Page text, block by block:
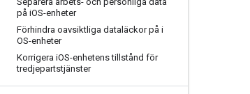
på iOS-enheter
Förhindra oavsiktliga dataläckor på i
OS-enheter
Korrigera iOS-enhetens tillstånd för
tredjepartstjänster